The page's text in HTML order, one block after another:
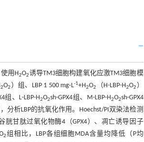
用H2O2诱导TM3细胞构建氧化应激TM3细胞模
2O2 ）组、LBP 1 500 mg·L-1+H2O2 （H-LBP-H2O2 ）
组、L-LBP-H2O2sh-GPX4组、M-LBP-H2O2sh-GPX4
分析LBP的抗氧化作用。Hoechst/PI双染法检测
胱甘肽过氧化物酶4（GPX4）、凋亡诱导因子
2组相比，LBP各组细胞MDA含量均降低（P均